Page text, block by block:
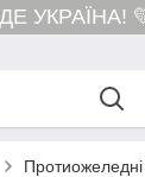
УКРАЇНА!